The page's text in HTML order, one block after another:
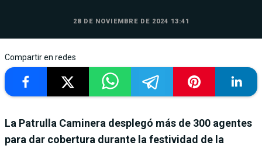
28 DE NOVIEMBRE DE 2024 13:41
Compartir en redes
La Patrulla Caminera desplegó más de 300 agentes
para dar cobertura durante la festividad de la